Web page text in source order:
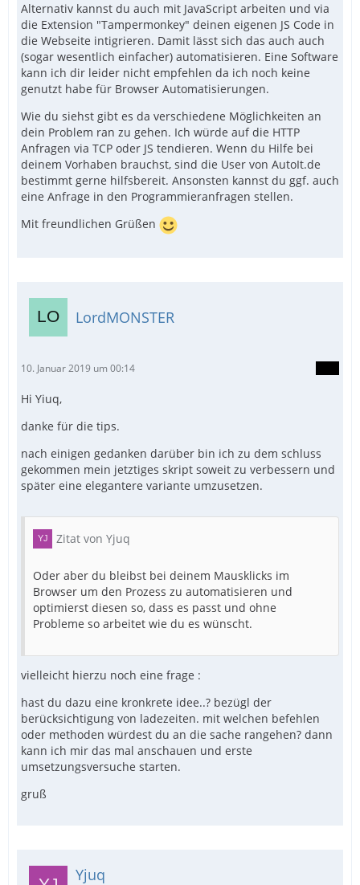
Alternativ kannst du auch mit JavaScript arbeiten und via
die Extension "Tampermonkey" deinen eigenen JS Code in
die Webseite intigrieren. Damit lässt sich das auch auch
(sogar wesentlich einfacher) automatisieren. Eine Software
kann ich dir leider nicht empfehlen da ich noch keine
genutzt habe für Browser Automatisierungen.
Wie du siehst gibt es da verschiedene Möglichkeiten an
dein Problem ran zu gehen. Ich würde auf die HTTP
Anfragen via TCP oder JS tendieren. Wenn du Hilfe bei
deinem Vorhaben brauchst, sind die User von AutoIt.de
bestimmt gerne hilfsbereit. Ansonsten kannst du ggf. auch
eine Anfrage in den Programmieranfragen stellen.
Mit freundlichen Grüßen
LordMONSTER
10. Januar 2019 um 00:14
Hi Yiuq,
danke für die tips.
nach einigen gedanken darüber bin ich zu dem schluss
gekommen mein jetztiges skript soweit zu verbessern und
später eine elegantere variante umzusetzen.
Zitat von Yjuq
Oder aber du bleibst bei deinem Mausklicks im
Browser um den Prozess zu automatisieren und
optimierst diesen so, dass es passt und ohne
Probleme so arbeitet wie du es wünscht.
vielleicht hierzu noch eine frage :
hast du dazu eine kronkrete idee..? bezügl der
berücksichtigung von ladezeiten. mit welchen befehlen
oder methoden würdest du an die sache rangehen? dann
kann ich mir das mal anschauen und erste
umsetzungsversuche starten.
gruß
Yjuq